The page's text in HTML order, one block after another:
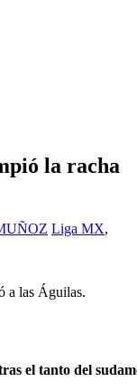
la racha
Liga MX,
a las Águilas.
tanto del